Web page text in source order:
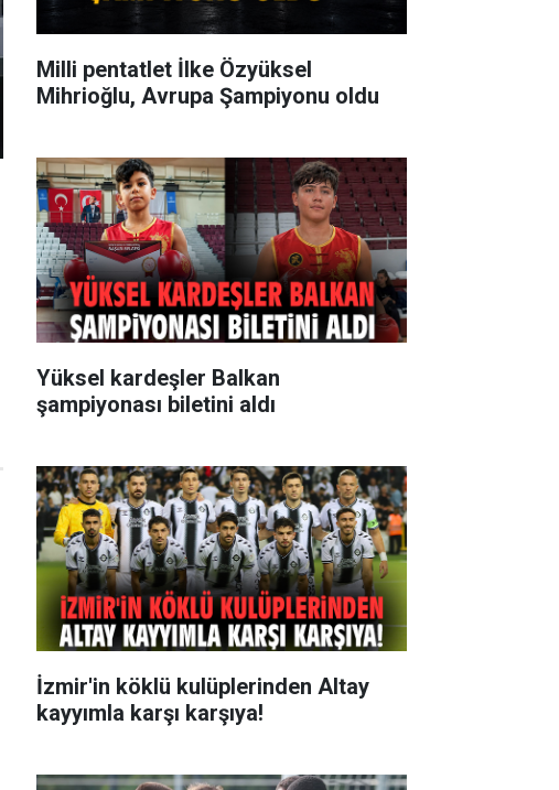
Milli pentatlet İlke Özyüksel
Mihrioğlu, Avrupa Şampiyonu oldu
Yüksel kardeşler Balkan
şampiyonası biletini aldı
İzmir'in köklü kulüplerinden Altay
kayyımla karşı karşıya!